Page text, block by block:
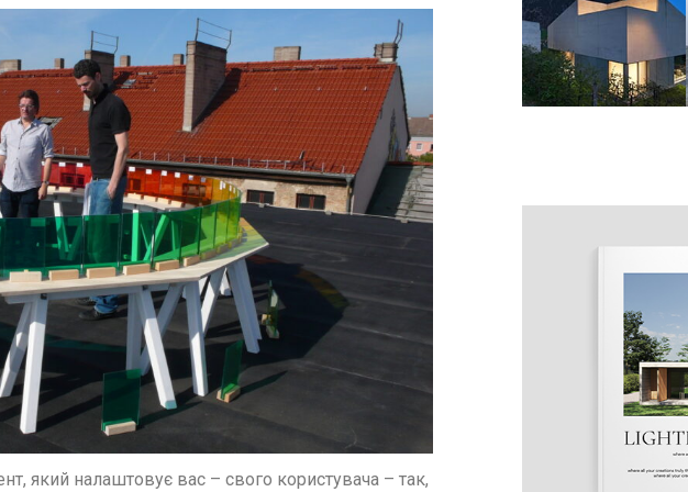
який налаштовує вас – свого користувача – так,